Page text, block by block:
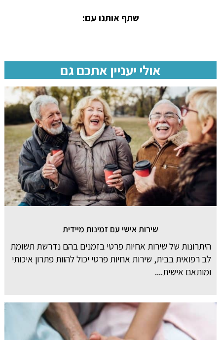
שתף אותנו עם:
אולי יעניין אתכם גם
שירות אישי עם זמינות מיידית
היתרונות של שירות אחיות פרטי בזמנים בהם נדרשת תשומת
לב רפואית בבית, שירות אחיות פרטי יכול להוות פתרון איכותי
ומותאם אישית....